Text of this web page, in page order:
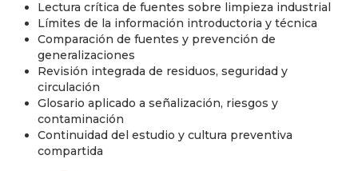
Lectura crítica de fuentes sobre limpieza industrial
Límites de la información introductoria y técnica
Comparación de fuentes y prevención de
generalizaciones
Revisión integrada de residuos, seguridad y
circulación
Glosario aplicado a señalización, riesgos y
contaminación
Continuidad del estudio y cultura preventiva
compartida